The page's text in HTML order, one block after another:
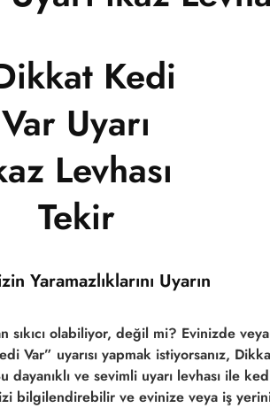
Yaramazlıklarını Uyarın
sıkıcı olabiliyor, değil mi? Evinizde
uyarısı yapmak istiyorsanız,
dayanıklı ve sevimli uyarı levhası ile
bilgilendirebilir ve evinize veya iş